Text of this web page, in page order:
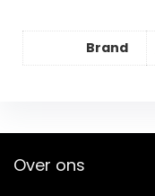
Brand
Over ons